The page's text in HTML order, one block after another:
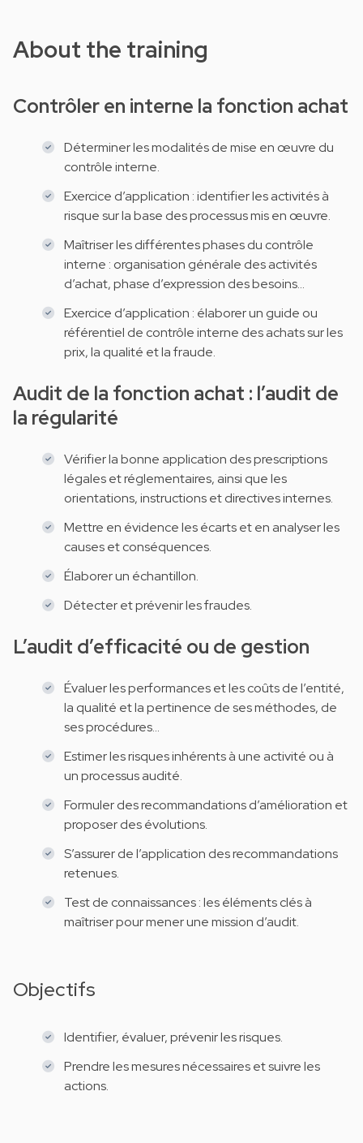
About the training
Contrôler en interne la fonction achat
Déterminer les modalités de mise en œuvre du
contrôle interne.
Exercice d’application : identifier les activités à
risque sur la base des processus mis en œuvre.
Maîtriser les différentes phases du contrôle
interne : organisation générale des activités
d’achat, phase d’expression des besoins...
Exercice d’application : élaborer un guide ou
référentiel de contrôle interne des achats sur les
prix, la qualité et la fraude.
Audit de la fonction achat : l’audit de
la régularité
Vérifier la bonne application des prescriptions
légales et réglementaires, ainsi que les
orientations, instructions et directives internes.
Mettre en évidence les écarts et en analyser les
causes et conséquences.
Élaborer un échantillon.
Détecter et prévenir les fraudes.
L’audit d’efficacité ou de gestion
Évaluer les performances et les coûts de l’entité,
la qualité et la pertinence de ses méthodes, de
ses procédures...
Estimer les risques inhérents à une activité ou à
un processus audité.
Formuler des recommandations d’amélioration et
proposer des évolutions.
S’assurer de l’application des recommandations
retenues.
Test de connaissances : les éléments clés à
maîtriser pour mener une mission d’audit.
Objectifs
Identifier, évaluer, prévenir les risques.
Prendre les mesures nécessaires et suivre les
actions.